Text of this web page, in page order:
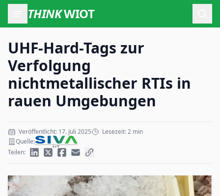
THINKWIOT
UHF-Hard-Tags zur
Verfolgung
nichtmetallischer RTIs in
rauen Umgebungen
Veröffentlicht: 17. Juli 2025
Lesezeit: 2 min
Quelle:
Teilen: